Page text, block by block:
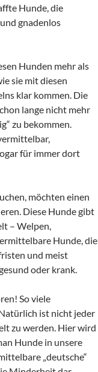
Hunde, die
gnadenlos
Hunden mehr als
sie mit diesen
klar kommen. Die
lange nicht mehr
zu bekommen.
für immer dort
möchten einen
Diese Hunde gibt
– Welpen,
Hunde, die
und meist
oder krank.
So viele
ist nicht jeder
zu werden. Hier wird
Hunde in unsere
„deutsche“